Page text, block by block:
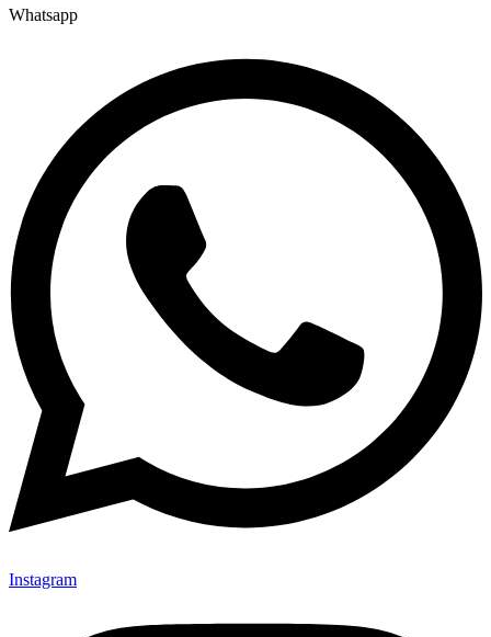
Whatsapp
Instagram